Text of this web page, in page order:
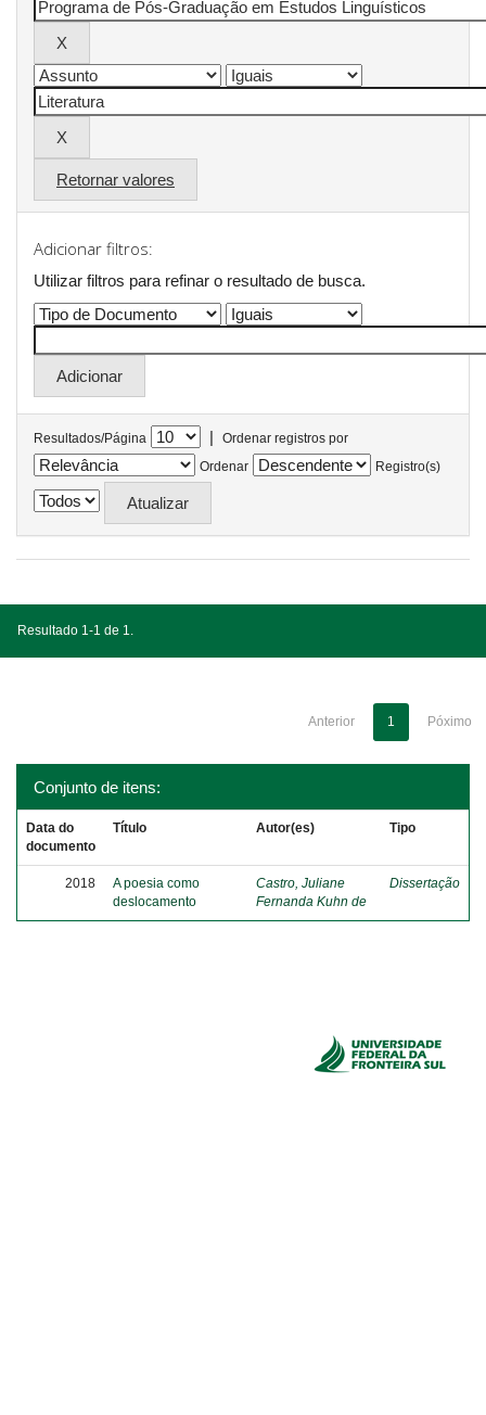
Retornar valores
Adicionar filtros:
Utilizar filtros para refinar o resultado de busca.
Resultados/Página |
Ordenar registros por
Ordenar
Registro(s)
Resultado 1-1 de 1.
Anterior 1 Póximo
Conjunto de itens:
Data do
documento
Título Autor(es) Tipo
2018
A poesia como
deslocamento
Castro, Juliane
Fernanda Kuhn de
Dissertação